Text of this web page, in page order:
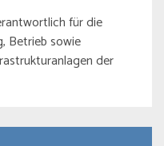
für die
Betrieb sowie
der